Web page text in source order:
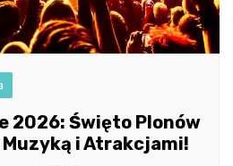
2026: Święto Plonów
i Atrakcjami!